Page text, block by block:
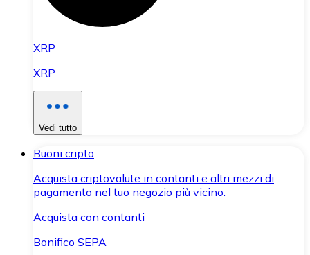
XRP
XRP
Vedi tutto
Buoni cripto
Acquista criptovalute in contanti e altri mezzi di
pagamento nel tuo negozio più vicino.
Acquista con contanti
Bonifico SEPA